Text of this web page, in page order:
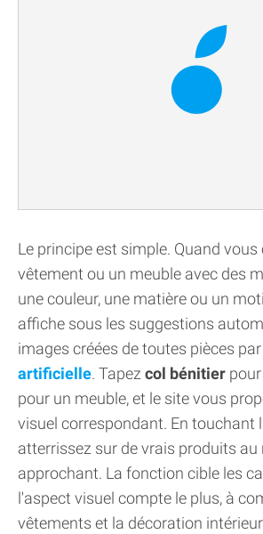
Le principe est simple. Quand vous
vêtement ou un meuble avec des
une couleur, une matière ou un
affiche sous les suggestions
images créées de toutes pièces
artificielle. Tapezcol bénitier
pour un meuble, et le site vous
visuel correspondant. En touchant
atterrissez sur de vrais produits au
approchant. La fonction cible les
l'aspect visuel compte le plus, à
vêtements et la décoration